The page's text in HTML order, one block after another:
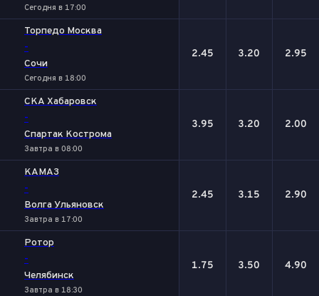
Сегодня в 17:00
Торпедо Москва
-
Сочи
Сегодня в 18:00
2.45 3.20 2.95
СКА Хабаровск
-
Спартак Кострома
Завтра в 08:00
3.95 3.20 2.00
КАМАЗ
-
Волга Ульяновск
Завтра в 17:00
2.45 3.15 2.90
Ротор
-
Челябинск
Завтра в 18:30
1.75 3.50 4.90